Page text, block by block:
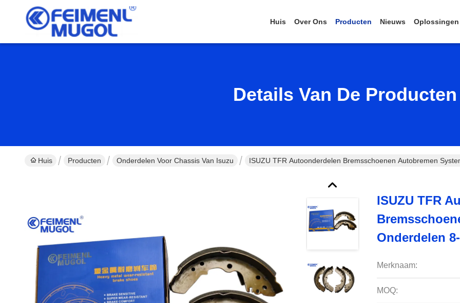
Huis Over Ons Producten Nieuws Oplossingen
Details Van De Producten
Huis Producten Onderdelen Voor Chassis Van Isuzu ISUZU TFR Autoonderdelen Bremsschoenen Autobremen
ISUZU TFR
Onderdelen
Merknaam:
MOQ: